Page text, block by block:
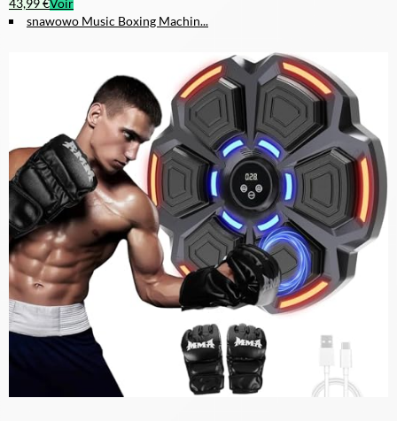
43,99 €Voir
snawowo Music Boxing Machin...